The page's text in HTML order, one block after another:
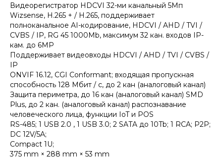
Видеорегистратор HDCVI 32-ми канальный 5Мп
Wizsense, H.265 + / H.265, поддерживает
полноканальное AI-кодирование, HDCVI / AHD / TVI /
CVBS / IP, RG 45 1000Mb, максимум 32 кан. входов IP-
кам. до 6MP
Поддерживает видеовходы HDCVI / AHD / TVI / CVBS /
IP
ONVIF 16.12, CGI Conformant; входящая пропускная
способность 128 Мбит / с, до 2 кан (аналоговый канал)
Защита периметра, до 16 кан (аналоговый канал) SMD
Plus, до 2 кан. (аналоговый канал) распознавание
человеческого лица, функции IoT и POS
RS-485; 1 USB 2.0 , 1 USB 3.0; 2 SATA до 10Tb; 1 RCA; P2P;
DC 12V/5A;
Compact 1U;
375 mm × 288 mm × 53 mm